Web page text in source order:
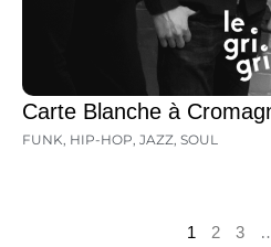
Carte Blanche à
FUNK, HIP-HOP, JAZZ, SOUL
1 2 3